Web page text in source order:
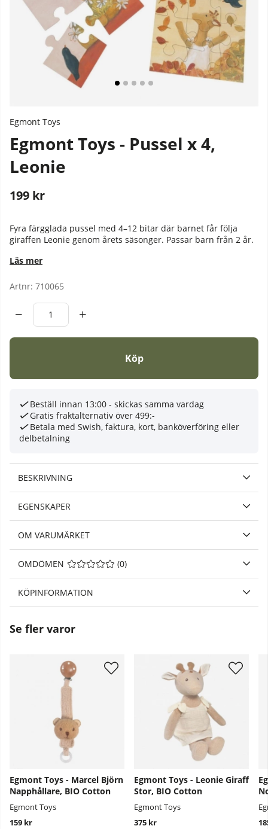
Egmont Toys
Egmont Toys - Pussel x 4,
Leonie
199 kr
Fyra färgglada pussel med 4–12 bitar där barnet får följa
giraffen Leonie genom årets säsonger. Passar barn från 2 år.
Läs mer
Artnr: 710065
Köp
Beställ innan 13:00 - skickas samma vardag
Gratis fraktalternativ över 499:-
Betala med Swish, faktura, kort, banköverföring eller
delbetalning
BESKRIVNING
EGENSKAPER
OM VARUMÄRKET
OMDÖMEN MEDELBETYG 0 AV 5 ANTAL BETYG 0
(0)
KÖPINFORMATION
Se fler varor
Egmont Toys - Marcel Björn
Napphållare, BIO Cotton
Egmont Toys
159 kr
Egmont Toys - Leonie Giraff
Stor, BIO Cotton
Egmont Toys
375 kr